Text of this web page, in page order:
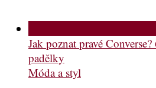
Jak poznat pravé
padělky
Móda a styl